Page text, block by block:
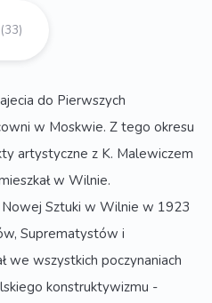
(33)
do Pierwszych
w Moskwie. Z tego okresu
artystyczne z K. Malewiczem
w Wilnie.
Sztuki w Wilnie w 1923
Suprematystów i
we wszystkich poczynaniach
konstruktywizmu -